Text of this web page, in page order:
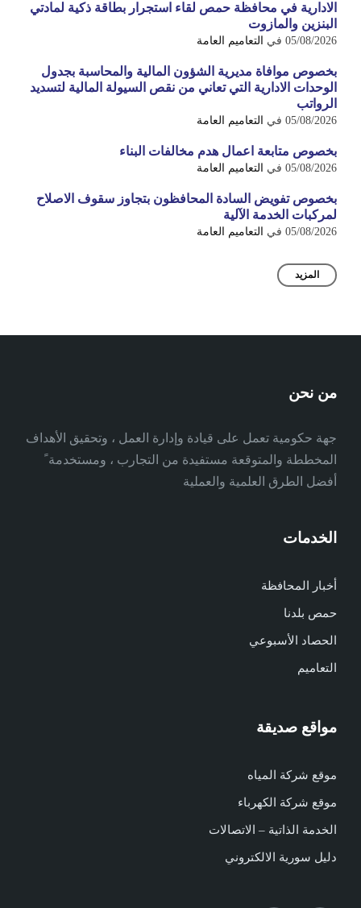
الادارية في محافظة حمص لقاء استجرار بطاقة ذكية لمادتي
البنزين والمازوت
05/08/2026 في التعاميم العامة
بخصوص موافاة مديرية الشؤون المالية والمحاسبة بجدول
الوحدات الادارية التي تعاني من نقص السيولة المالية لتسديد
الرواتب
05/08/2026 في التعاميم العامة
بخصوص متابعة اعمال هدم مخالفات البناء
05/08/2026 في التعاميم العامة
بخصوص تفويض السادة المحافظون بتجاوز سقوف الاصلاح
لمركبات الخدمة الآلية
05/08/2026 في التعاميم العامة
المزيد
من نحن
جهة حكومية تعمل على قيادة وإدارة العمل ، وتحقيق الأهداف
المخططة والمتوقعة مستفيدة من التجارب ، ومستخدمة ً
أفضل الطرق العلمية والعملية
الخدمات
أخبار المحافظة
حمص بلدنا
الحصاد الأسبوعي
التعاميم
مواقع صديقة
موقع شركة المياه
موقع شركة الكهرباء
الخدمة الذاتية – الاتصالات
دليل سورية الالكتروني